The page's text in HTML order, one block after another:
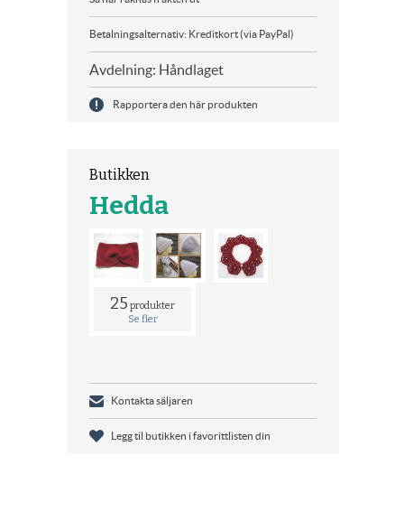
Betalningsalternativ: Kreditkort (via PayPal)
Avdelning: Håndlaget
Rapportera den här produkten
Butikken
Hedda
25 produkter
Se fler
Kontakta säljaren
Legg til butikken i favorittlisten din